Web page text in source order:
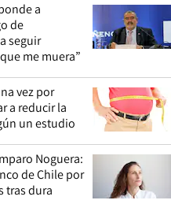
a
de
seguir
me muera”
vez por
a reducir la
un estudio
Noguera:
de Chile por
tras dura